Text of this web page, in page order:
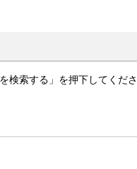
検索する」を押下してくださ